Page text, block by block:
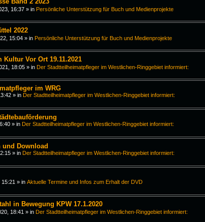
16:37» in Persönliche Unterstützung für Buch und Medienprojekte
2022
15:04» in Persönliche Unterstützung für Buch und Medienprojekte
Vor Ort 19.11.2021
18:05» in Der Stadtteilheimatpfleger im Westlichen-Ringgebiet informiert:
im WRG
» in Der Stadtteilheimatpfleger im Westlichen-Ringgebiet informiert:
» in Der Stadtteilheimatpfleger im Westlichen-Ringgebiet informiert:
und Download
» in Der Stadtteilheimatpfleger im Westlichen-Ringgebiet informiert:
» in Aktuelle Termine und Infos zum Erhalt der DVD
in Bewegung KPW 17.1.2020
18:41 » in Der Stadtteilheimatpfleger im Westlichen-Ringgebiet informiert: